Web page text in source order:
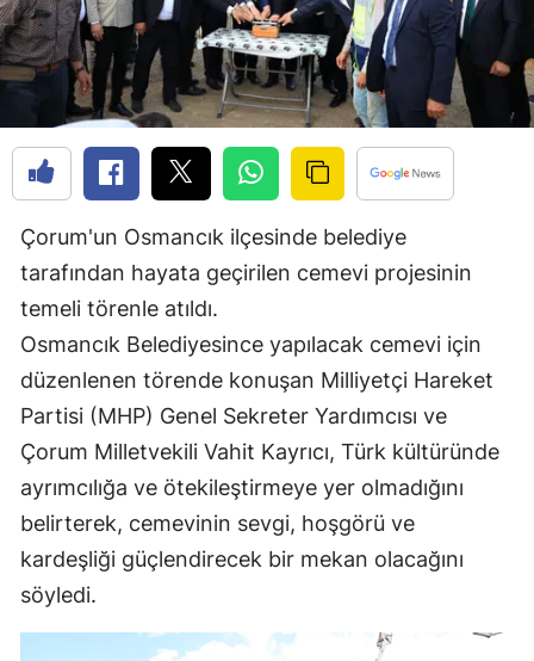
Edirne
Elazığ
Erzincan
Erzurum
Eskişehir
Gaziantep
Gümüşhane
Hakkari
Hatay
Isparta
Mersin
İzmir
Çorum'un Osmancık ilçesinde belediye
tarafından hayata geçirilen cemevi projesinin
temeli törenle atıldı.
Osmancık Belediyesince yapılacak cemevi için
düzenlenen törende konuşan Milliyetçi Hareket
Partisi (MHP) Genel Sekreter Yardımcısı ve
Çorum Milletvekili Vahit Kayrıcı, Türk kültüründe
ayrımcılığa ve ötekileştirmeye yer olmadığını
belirterek, cemevinin sevgi, hoşgörü ve
kardeşliği güçlendirecek bir mekan olacağını
söyledi.